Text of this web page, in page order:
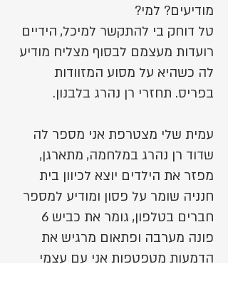
מודיעים? למי?
טל דוחק בי להתקשר למיכל, הידיים
רועדות מעצמם לבסוף מצליח מודיע
לה כשהיא על מסוע המזוודות
בפריס. תחזרי רן נהרג בלבנון.
עמית שלי מצטרפת אני מספר לה
שדוד רן נהרג במלחמה, מתארגן,
מפזר את הילדים יוצא לכיוון בית
חנניה שומר על פסון ומודיע למספר
חברים בטלפון, גומר את כביש 6
פונה מערבה ופתאום מרגיש את
הדמעות מטפטפות אני עם עצמי